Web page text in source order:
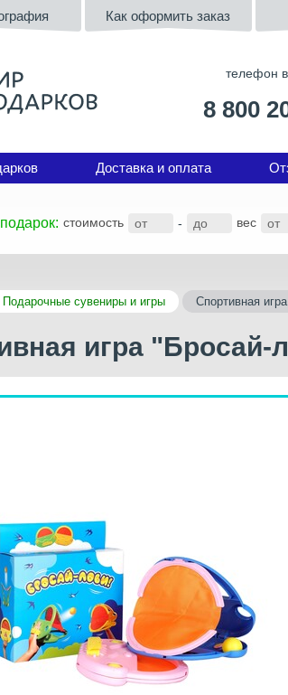
Как оформить заказ
телефон
8 800
Доставка и оплата
стоимость - вес
Подарочные сувениры и игры Спортивная
игра "Бросай-